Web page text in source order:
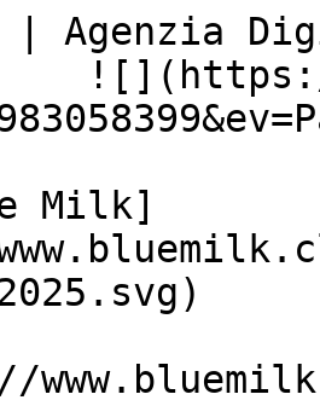
| Agenzia
![](https://